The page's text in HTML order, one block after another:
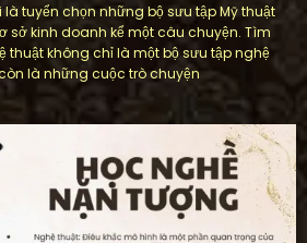
tuyển chọn những bộ sưu tập Mỹ thuật
sở kinh doanh kể một câu chuyện. Tìm
không chỉ là một bộ sưu tập nghệ
là những cuộc trò chuyện